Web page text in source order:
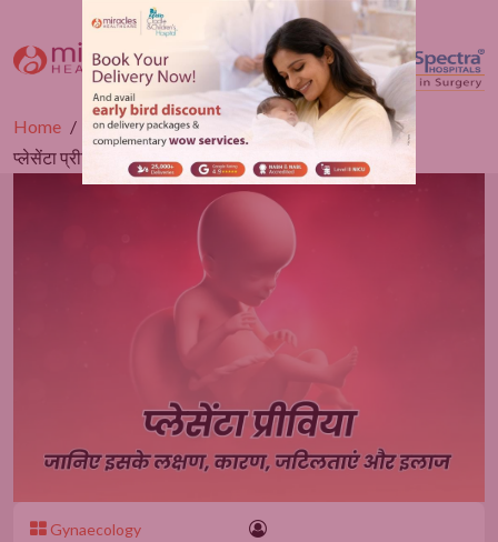
Home Blogs
Gynaecology
प्लेसेंटा प्रीविया: जानिए इसके लक्षण, कारण, जटिलताएं और इलाज
Gynaecology